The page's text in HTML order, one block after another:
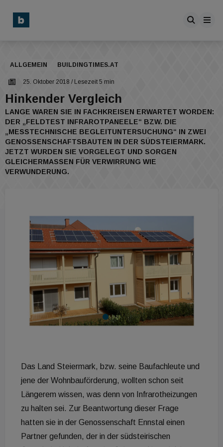
ALLGEMEIN BUILDINGTIMES.AT
25. Oktober 2018 / Lesezeit 5 min
Hinkender Vergleich
LANGE WAREN SIE IN FACHKREISEN ERWARTET WORDEN:
DER „FELDTEST INFRAROTPANEELE“ BZW. DIE
„MESSTECHNISCHE BEGLEITUNTERSUCHUNG“ IN ZWEI
GENOSSENSCHAFTSBAUTEN IN DER SÜDSTEIERMARK.
JETZT WURDEN SIE VORGELEGT UND SORGEN
GLEICHERMASSEN FÜR VERWIRRUNG WIE V
ERWUNDERUNG.
Das Land Steiermark, bzw. seine Baufachleute und
jene der Wohnbauförderung, wollten schon seit
Längerem wissen, was denn von Infrarotheizungen
zu halten sei. Zur Beantwortung dieser Frage
hatten sie in der Genossenschaft Ennstal einen
Partner gefunden, der in der südsteirischen